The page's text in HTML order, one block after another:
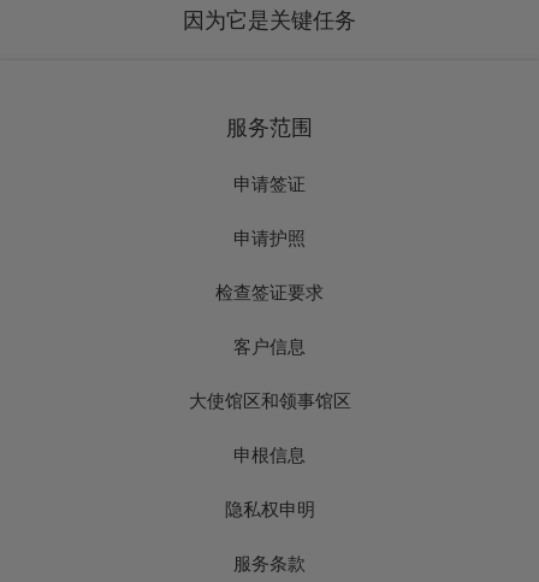
因为它是关键任务
服务范围
申请签证
申请护照
检查签证要求
客户信息
大使馆区和领事馆区
申根信息
隐私权申明
服务条款